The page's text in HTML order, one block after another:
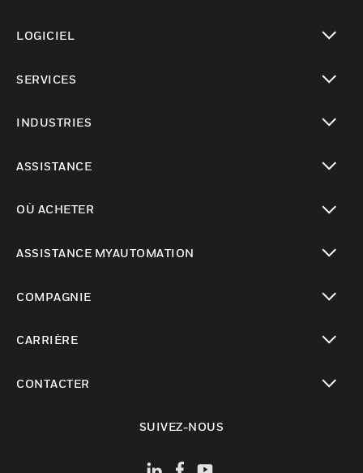
LOGICIEL
SERVICES
INDUSTRIES
ASSISTANCE
OÙ ACHETER
ASSISTANCE MYAUTOMATION
COMPAGNIE
CARRIÈRE
CONTACTER
SUIVEZ-NOUS